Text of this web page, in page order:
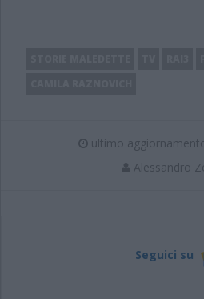
ultimo
Alessandro
Seguici su